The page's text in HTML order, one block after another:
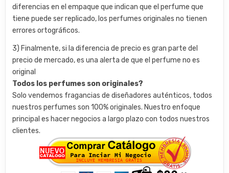
diferencias en el empaque que indican que el perfume que
tiene puede ser replicado, los perfumes originales no tienen
errores ortográficos.
3) Finalmente, si la diferencia de precio es gran parte del
precio de mercado, es una alerta de que el perfume no es
original
Todos los perfumes son originales?
Solo vendemos fragancias de diseñadores auténticos, todos
nuestros perfumes son 100% originales. Nuestro enfoque
principal es hacer negocios a largo plazo con todos nuestros
clientes.